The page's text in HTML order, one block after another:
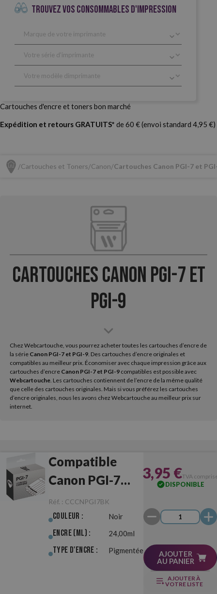
TROUVEZ VOS CONSOMMABLES D'IMPRESSION
Cartouches d'encre et toners bon marché
Expédition et retours GRATUITS* de 60 € (envoi standard 4,95 €)
Cartouches et Toners Canon Cartouches Canon PGI-7 et
Cartouches Canon PGI-7 et
PGI-9
Chez Webcartouche, vous pourrez acheter toutes les cartouches d’encre de
la série Canon PGI-7 et PGI-9. Des cartouches d’encre originales et
compatibles au meilleur prix. Économiser avec chaque impression grâce aux
cartouches d’encre Canon PGI-7 et PGI-9 compatibles est possible avec
Webcartouche. Les cartouches contiennent de l’encre de la même qualité
que celle des cartouches originales. Mais si vous préférez les cartouches
d’encre originales, nous les avons chez Webcartouche au meilleur prix sur
internet.
Compatible
Canon PGI-7
Noir
Réf. : CCCNPGI7BK
Couleur : Noir
Encre (ml) : 24,00ml
Type d'Encre : Pigmentée
3,95 €TVA
DISPONIBLE
AJOUTER
AU PANIER
AJOUTER À
VOTRE LISTE